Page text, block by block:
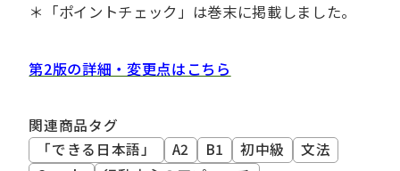
＊「ポイントチェック」は巻末に掲載しました。
第2版の詳細・変更点はこちら
関連商品タグ
「できる日本語」
A2 B1 初中級
文法